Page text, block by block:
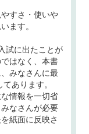
すさ・使いや
ます。
試に出たことが
はなく、本書
みなさんに最
あります。
情報を一切省
なさんが必要
紙面に反映さ